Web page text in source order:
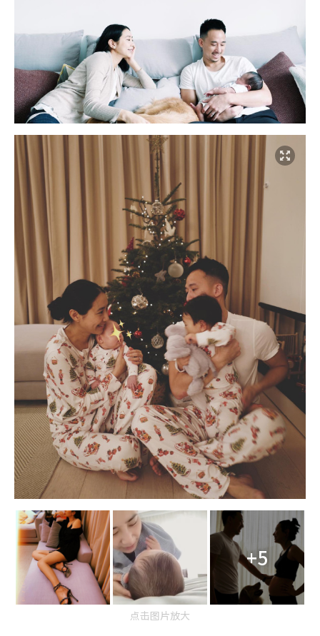
+5
点击图片放大